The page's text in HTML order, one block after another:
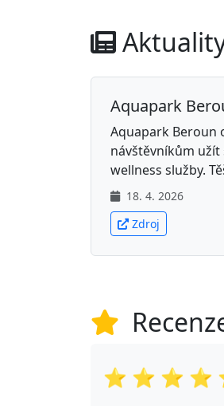
Aquapark
Aquapark Beroun
návštěvníkům užít
wellness služby.
18. 4. 2026
Zdroj
⭐ ⭐ ⭐ ⭐